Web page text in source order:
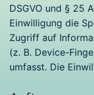
DSGVO und § 25
Einwilligung die
Zugriff auf
(z. B. Device-
umfasst. Die